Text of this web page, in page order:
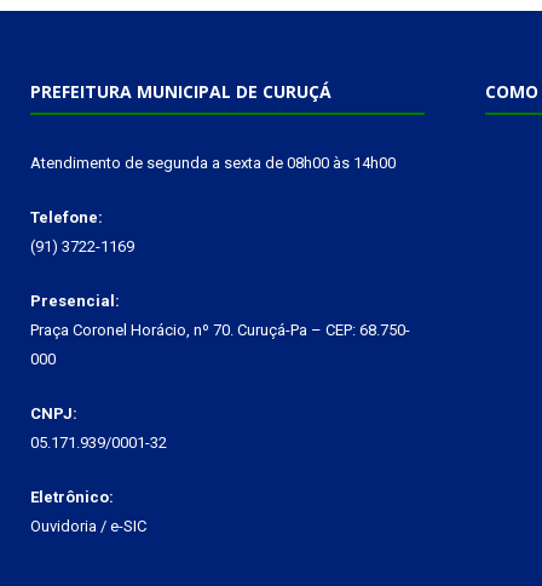
PREFEITURA MUNICIPAL DE CURUÇÁ
Atendimento de segunda a sexta de 08h00 às 14h00
Telefone:
(91) 3722-1169
Presencial:
Praça Coronel Horácio, nº 70. Curuçá-Pa – CEP: 68.750-
000
CNPJ:
05.171.939/0001-32
Eletrônico:
Ouvidoria / e-SIC
COMO